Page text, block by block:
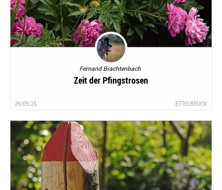
Fernand Brachtenbach
Zeit der Pfingstrosen
26/05/25 ETTELBRUCK